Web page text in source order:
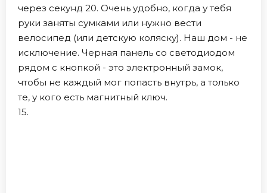
через секунд 20. Очень удобно, когда у тебя
руки заняты сумками или нужно вести
велосипед (или детскую коляску). Наш дом - не
исключение. Черная панель со светодиодом
рядом с кнопкой - это электронный замок,
чтобы не каждый мог попасть внутрь, а только
те, у кого есть магнитный ключ.
15.